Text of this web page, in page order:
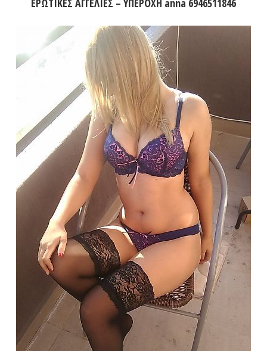
ΕΡΩΤΙΚΕΣ ΑΓΓΕΛΙΕΣ – ΥΠΕΡΟΧΗ anna 6946511846